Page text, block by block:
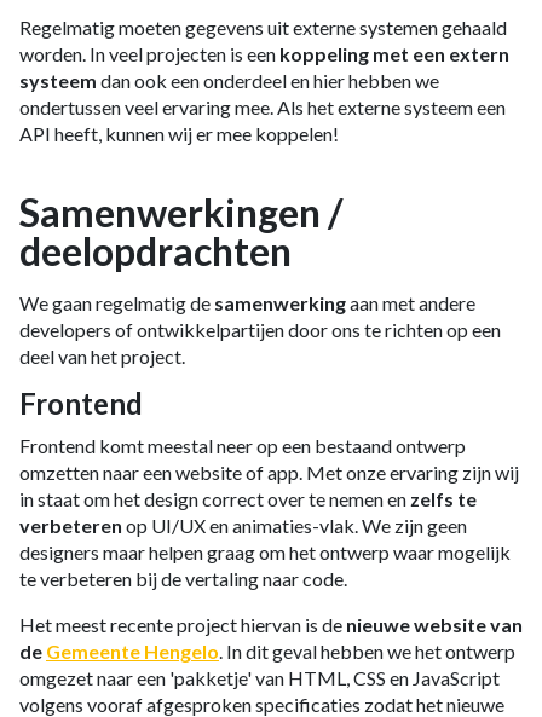
Regelmatig moeten gegevens uit externe systemen gehaald
worden. In veel projecten is een koppeling met een extern
systeem dan ook een onderdeel en hier hebben we
ondertussen veel ervaring mee. Als het externe systeem een
API heeft, kunnen wij er mee koppelen!
Samenwerkingen /
deelopdrachten
We gaan regelmatig de samenwerkingaan met andere
developers of ontwikkelpartijen door ons te richten op een
deel van het project.
Frontend
Frontend komt meestal neer op een bestaand ontwerp
omzetten naar een website of app. Met onze ervaring zijn wij
in staat om het design correct over te nemen en zelfs te
verbeteren op UI/UX en animaties-vlak. We zijn geen
designers maar helpen graag om het ontwerp waar mogelijk
te verbeteren bij de vertaling naar code.
Het meest recente project hiervan is de nieuwe website van
de Gemeente Hengelo. In dit geval hebben we het ontwerp
omgezet naar een 'pakketje' van HTML, CSS en JavaScript
volgens vooraf afgesproken specificaties zodat het nieuwe